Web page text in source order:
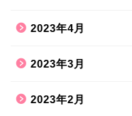
2023年4月
2023年3月
2023年2月